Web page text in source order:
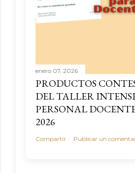
enero 07, 2026
PRODUCTOS
DEL TALLER
PERSONAL
2026
Compartir Publicar un